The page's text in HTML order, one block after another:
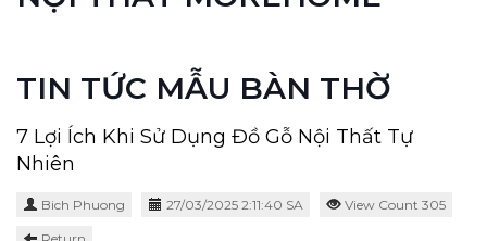
TIN TỨC MẪU BÀN THỜ
7 Lợi Ích Khi Sử Dụng Đồ Gỗ Nội Thất Tự
Nhiên
Bich Phuong 27/03/2025 2:11:40 SA View Count 305